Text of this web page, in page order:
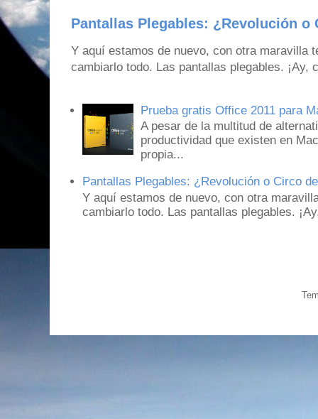
Pantallas Plegables: ¿Revolución o
Y aquí estamos de nuevo, con otra maravilla
cambiarlo todo. Las pantallas plegables. ¡Ay,
Prueba gratis Office 2011 para
A pesar de la multitud de
productividad que existen en
propia...
Pantallas Plegables: ¿Revolución o Circo
Y aquí estamos de nuevo, con otra
cambiarlo todo. Las pantallas plegables.